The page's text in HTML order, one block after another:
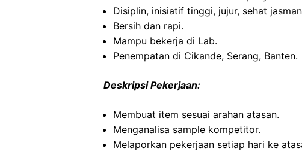
Disiplin, inisiatif tinggi, jujur, sehat
Bersih dan rapi.
Mampu bekerja di Lab.
Penempatan di Cikande, Serang, Banten.
Deskripsi Pekerjaan:
Membuat item sesuai arahan atasan.
Menganalisa sample kompetitor.
Melaporkan pekerjaan setiap hari ke